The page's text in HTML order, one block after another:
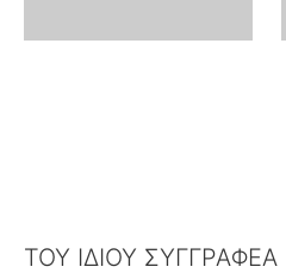
ΤΟΥ ΙΔΙΟΥ ΣΥΓΓΡΑΦΕΑ